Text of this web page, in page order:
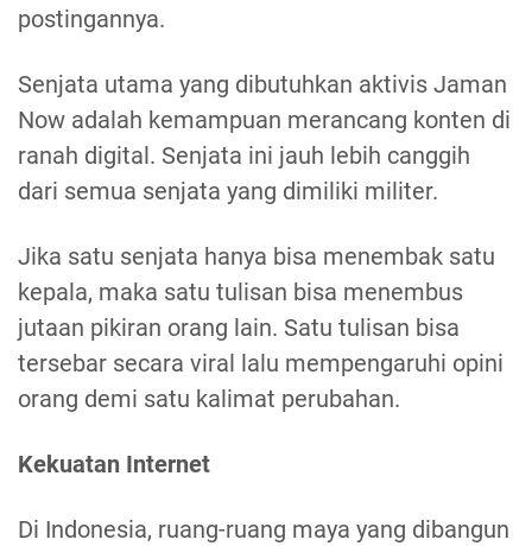
postingannya.
Senjata utama yang dibutuhkan aktivis Jaman
Now adalah kemampuan merancang konten di
ranah digital. Senjata ini jauh lebih canggih
dari semua senjata yang dimiliki militer.
Jika satu senjata hanya bisa menembak satu
kepala, maka satu tulisan bisa menembus
jutaan pikiran orang lain. Satu tulisan bisa
tersebar secara viral lalu mempengaruhi opini
orang demi satu kalimat perubahan.
Kekuatan Internet
Di Indonesia, ruang-ruang maya yang dibangun